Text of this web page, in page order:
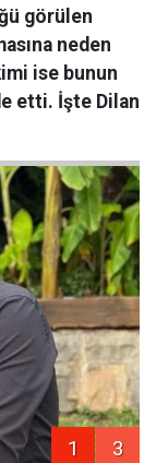
görülen
neden
ise bunun
etti. İşte Dilan
1 3